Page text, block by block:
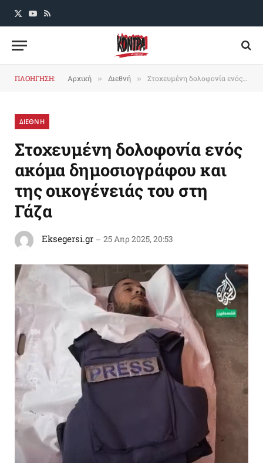
X
YouTube
RSS
ΠΛΟΗΓΗΣΗ: Αρχική » Διεθνή » Στοχευμένη δολοφονία ενός ακόμα δημοσιογράφου και της οικογένειάς του στη Γάζα
ΔΙΕΘΝΗ
Στοχευμένη δολοφονία ενός
ακόμα δημοσιογράφου και
της οικογένειάς του στη
Γάζα
Eksegersi.gr 25 Απρ 2025, 20:53